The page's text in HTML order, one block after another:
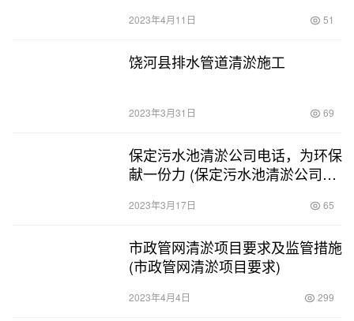
2023年4月11日 51
饶河县排水管道清淤施工
2023年3月31日 69
保定污水池清淤公司电话，为环保
献一份力 (保定污水池清淤公司电
2023年3月17日 65
市政管网清淤项目要求及监管措施
(市政管网清淤项目要求)
2023年4月4日 299